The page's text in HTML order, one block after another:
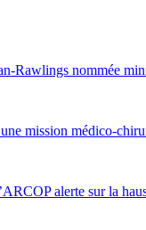
Rawlings nommée
mission médico-
alerte sur la